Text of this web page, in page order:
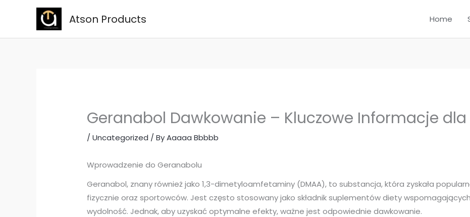
Atson Products Home
Geranabol Dawkowanie – Kluczowe Informacje
/Uncategorized / ByAaaaa Bbbbb
Wprowadzenie do Geranabolu
Geranabol, znany również jako 1,3-dimetyloamfetaminy (DMAA), to substancja, która zyskała
fizycznie oraz sportowców. Jest często stosowany jako składnik suplementów diety
wydolność. Jednak, aby uzyskać optymalne efekty, ważne jest odpowiednie dawkowanie.